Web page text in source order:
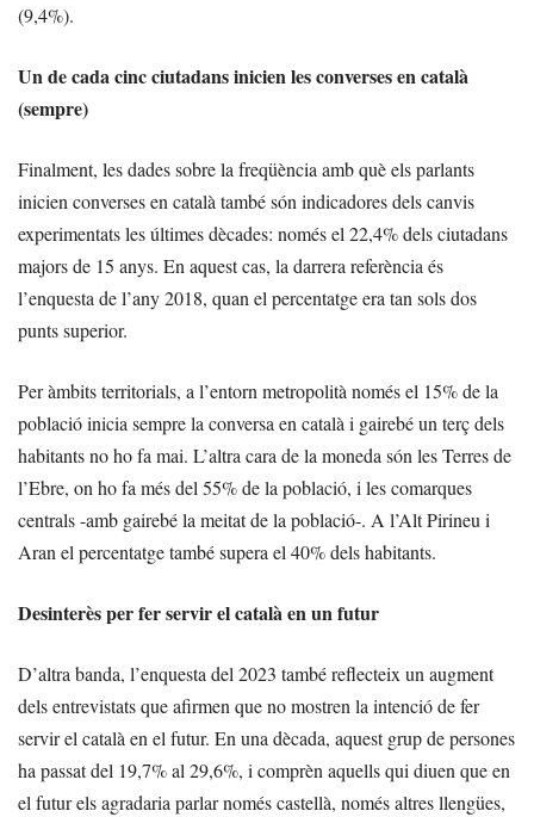
(9,4%).
Un de cada cinc ciutadans inicien les converses en català
(sempre)
Finalment, les dades sobre la freqüència amb què els parlants
inicien converses en català també són indicadores dels canvis
experimentats les últimes dècades: només el 22,4% dels ciutadans
majors de 15 anys. En aquest cas, la darrera referència és
l’enquesta de l’any 2018, quan el percentatge era tan sols dos
punts superior.
Per àmbits territorials, a l’entorn metropolità només el 15% de la
població inicia sempre la conversa en català i gairebé un terç dels
habitants no ho fa mai. L’altra cara de la moneda són les Terres de
l’Ebre, on ho fa més del 55% de la població, i les comarques
centrals -amb gairebé la meitat de la població-. A l’Alt Pirineu i
Aran el percentatge també supera el 40% dels habitants.
Desinterès per fer servir el català en un futur
D’altra banda, l’enquesta del 2023 també reflecteix un augment
dels entrevistats que afirmen que no mostren la intenció de fer
servir el català en el futur. En una dècada, aquest grup de persones
ha passat del 19,7% al 29,6%, i comprèn aquells qui diuen que en
el futur els agradaria parlar només castellà, només altres llengües,